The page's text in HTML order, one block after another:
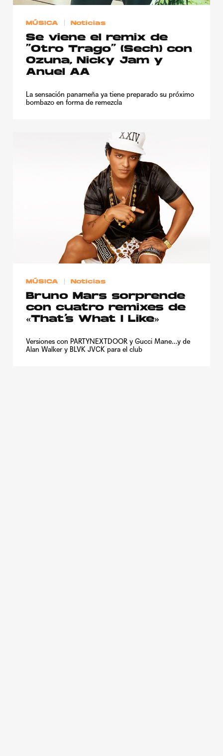
MÚSICA Noticias
Se viene el remix de
“Otro Trago” (Sech) con
Ozuna, Nicky Jam y
Anuel AA
La sensación panameña ya tiene preparado su próximo
bombazo en forma de remezcla
MÚSICA Noticias
Bruno Mars sorprende
con cuatro remixes de
«That’s What I Like»
Versiones con PARTYNEXTDOOR y Gucci Mane...y de
Alan Walker y BLVK JVCK para el club